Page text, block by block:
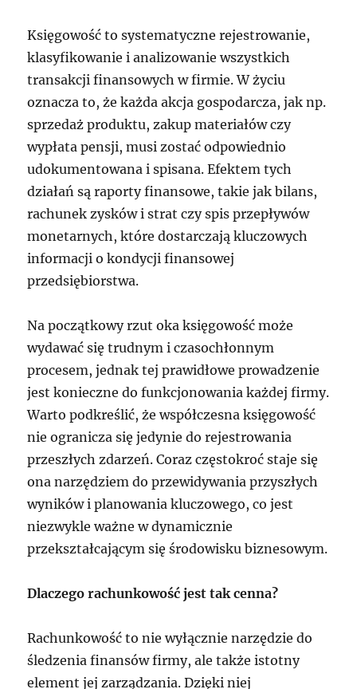
Księgowość to systematyczne rejestrowanie,
klasyfikowanie i analizowanie wszystkich
transakcji finansowych w firmie. W życiu
oznacza to, że każda akcja gospodarcza, jak np.
sprzedaż produktu, zakup materiałów czy
wypłata pensji, musi zostać odpowiednio
udokumentowana i spisana. Efektem tych
działań są raporty finansowe, takie jak bilans,
rachunek zysków i strat czy spis przepływów
monetarnych, które dostarczają kluczowych
informacji o kondycji finansowej
przedsiębiorstwa.
Na początkowy rzut oka księgowość może
wydawać się trudnym i czasochłonnym
procesem, jednak tej prawidłowe prowadzenie
jest konieczne do funkcjonowania każdej firmy.
Warto podkreślić, że współczesna księgowość
nie ogranicza się jedynie do rejestrowania
przeszłych zdarzeń. Coraz częstokroć staje się
ona narzędziem do przewidywania przyszłych
wyników i planowania kluczowego, co jest
niezwykle ważne w dynamicznie
przekształcającym się środowisku biznesowym.
Dlaczego rachunkowość jest tak cenna?
Rachunkowość to nie wyłącznie narzędzie do
śledzenia finansów firmy, ale także istotny
element jej zarządzania. Dzięki niej